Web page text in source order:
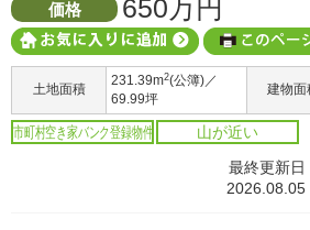
価格 650万円
土地面積
231.39m2(公簿)／
69.99坪
建物面
市町村空き家バンク登録物件 山が近い
最終更新日
2026.08.05